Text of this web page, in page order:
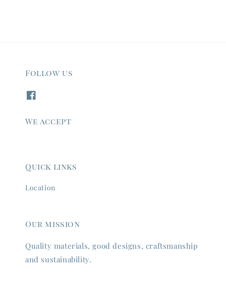
Follow us
We accept
Quick links
Location
Our mission
Quality materials, good designs, craftsmanship
and sustainability.